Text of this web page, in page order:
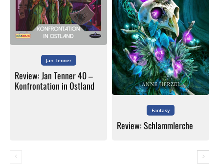
Jan Tenner
Review: Jan Tenner 40 –
Konfrontation in Ostland
Fantasy
Review: Schlammlerche